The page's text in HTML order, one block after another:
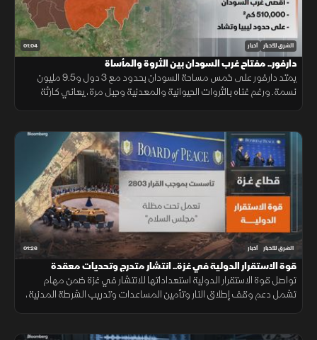
01:04 الشرق للأخبار أخبار
دارفور.. مفتاح غرب السودان بين الثروة والمأساة
يمتد دارفور على خمس مساحة السودان بحدود مع 3 دول و9.5 مليون
نسمة. ورغم غناه بالثروات الحيوانية والمعدنية وجبل مرة، يعاني كارثة
01:26 الشرق للأخبار أخبار
قوة الاستقرار الدولية في غزة.. انتشار متدرج وتحديات معقدة
تواصل قوة الاستقرار الدولية استعداداتها للانتشار في غزة ضمن مهام
تشمل دعم وقف إطلاق النار وتأمين المساعدات وتدريب الشرطة المدنية،